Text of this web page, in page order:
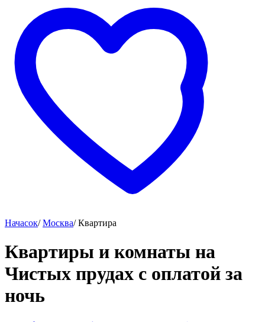
Начасок/ Москва/ Квартира
Квартиры и комнаты на
Чистых прудах с оплатой за
ночь